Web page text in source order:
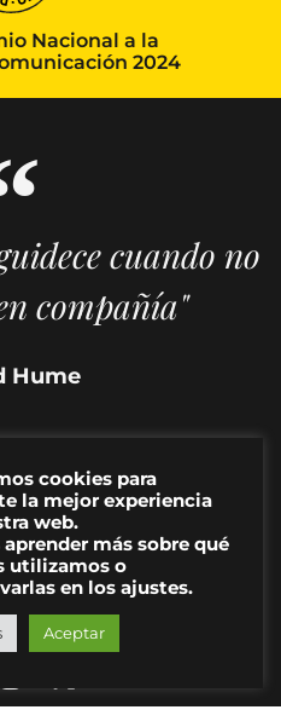
Nacional a la
2024
cuando no
compañía"
Hume
de artes visuales y cultura
|Aviso Legal
cookies para
la mejor experiencia
web.
aprender más sobre qué
utilizamos o
en los ajustes.
Aceptar